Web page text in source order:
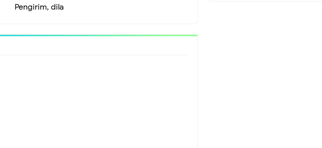
Pengirim, dila